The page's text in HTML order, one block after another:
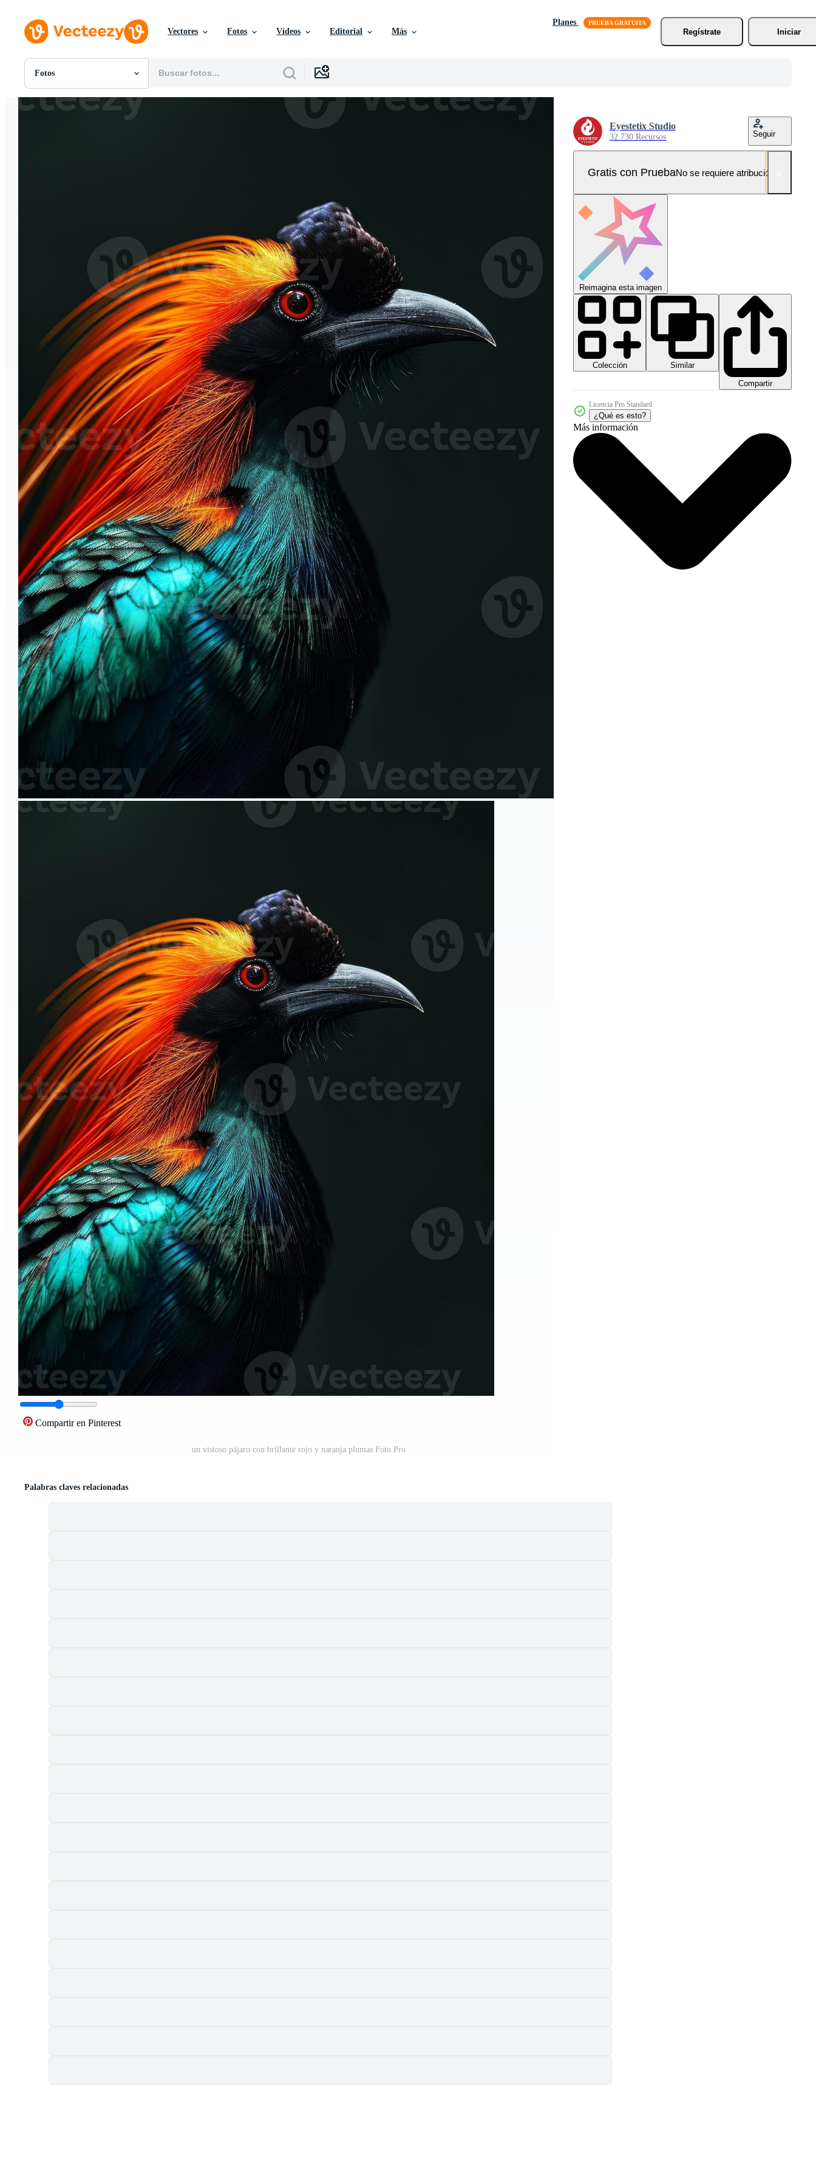
Vectores Fotos Vídeos Editorial Más
Planes
Regístrate
Iniciar
Fotos
Todas Imágenes
Fotos
Compartir en Pinterest
un vistoso pájaro con brillante rojo y naranja plumas Foto Pro
Eyestetix Studio
32.730 Recursos Seguir
Gratis con PruebaNo se requiere atribución!
Reimagina esta imagen
Colección
Similar
Compartir
Licencia Pro Standard
¿Qué es esto?
Más información
Palabras claves relacionadas